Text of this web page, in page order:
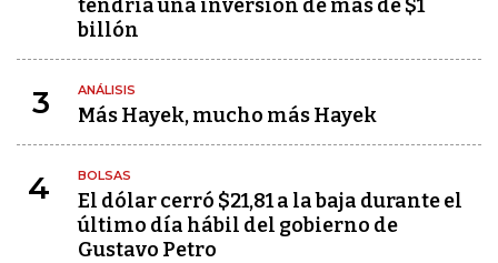
tendría una inversión de más de $1
billón
3 ANÁLISIS
Más Hayek, mucho más Hayek
4 BOLSAS
El dólar cerró $21,81 a la baja durante el
último día hábil del gobierno de
Gustavo Petro